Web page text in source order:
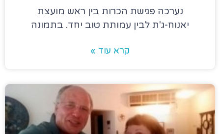
נערכה פגישת הכרות בין ראש מועצת
יאנוח-ג'ת לבין עמותת טוב יחד. בתמונה
קרא עוד »